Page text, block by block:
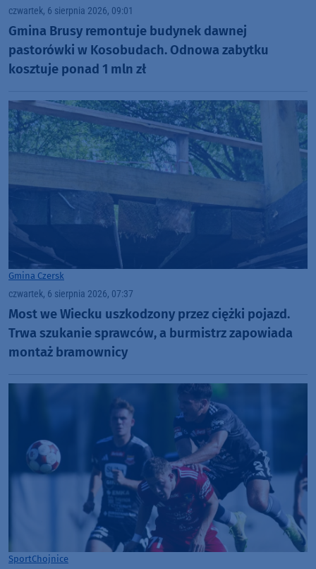
czwartek, 6 sierpnia 2026, 09:01
Gmina Brusy remontuje budynek dawnej
pastorówki w Kosobudach. Odnowa zabytku
kosztuje ponad 1 mln zł
Gmina Czersk
czwartek, 6 sierpnia 2026, 07:37
Most we Wiecku uszkodzony przez ciężki pojazd.
Trwa szukanie sprawców, a burmistrz zapowiada
montaż bramownicy
SportChojnice